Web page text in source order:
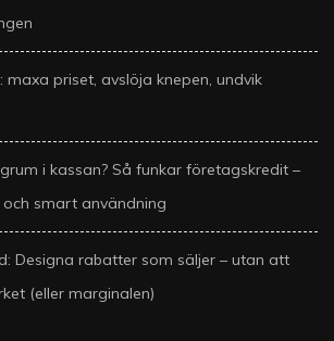
priset, avslöja knepen, undvik
i kassan? Så funkar företagskredit –
smart användning
Designa rabatter som säljer – utan att
(eller marginalen)